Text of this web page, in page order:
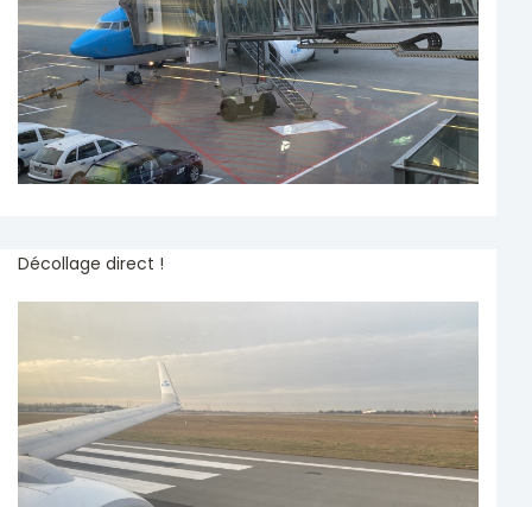
Décollage direct !